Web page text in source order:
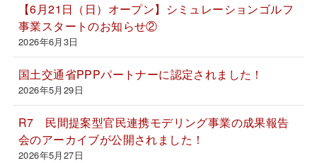
【6月21日（日）オープン】シミュレーションゴルフ
事業スタートのお知らせ②
2026年6月3日
国土交通省PPPパートナーに認定されました！
2026年5月29日
R7 民間提案型官民連携モデリング事業の成果報告
会のアーカイブが公開されました！
2026年5月27日